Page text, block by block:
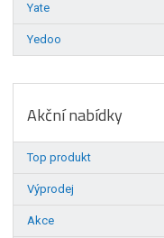
Yate
Yedoo
Akční nabídky
Top produkt
Výprodej
Akce